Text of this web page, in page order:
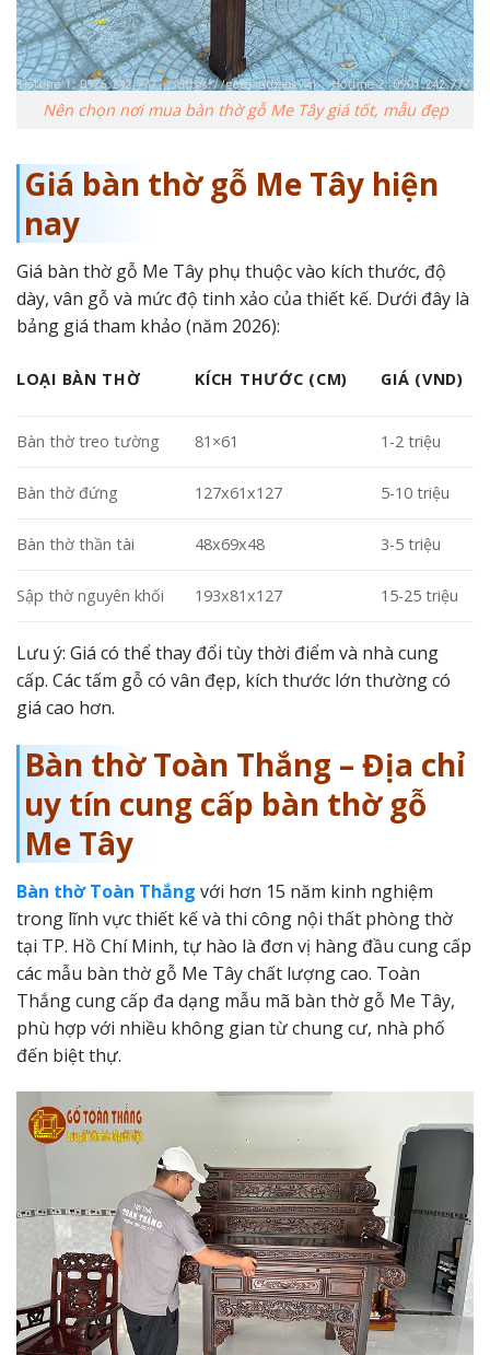
Nên chọn nơi mua bàn thờ gỗ Me Tây giá tốt, mẫu đẹp
Giá bàn thờ gỗ Me Tây hiện
nay
Giá bàn thờ gỗ Me Tây phụ thuộc vào kích thước, độ
dày, vân gỗ và mức độ tinh xảo của thiết kế. Dưới đây là
bảng giá tham khảo (năm 2026):
LOẠI BÀN THỜ KÍCH THƯỚC (CM) GIÁ (VND)
Bàn thờ treo tường 81×61 1-2 triệu
Bàn thờ đứng 127x61x127 5-10 triệu
Bàn thờ thần tài 48x69x48 3-5 triệu
Sập thờ nguyên khối 193x81x127 15-25 triệu
Lưu ý: Giá có thể thay đổi tùy thời điểm và nhà cung
cấp. Các tấm gỗ có vân đẹp, kích thước lớn thường có
giá cao hơn.
Bàn thờ Toàn Thắng – Địa chỉ
uy tín cung cấp bàn thờ gỗ
Me Tây
Bàn thờ Toàn Thắng với hơn 15 năm kinh nghiệm
trong lĩnh vực thiết kế và thi công nội thất phòng thờ
tại TP. Hồ Chí Minh, tự hào là đơn vị hàng đầu cung cấp
các mẫu bàn thờ gỗ Me Tây chất lượng cao. Toàn
Thắng cung cấp đa dạng mẫu mã bàn thờ gỗ Me Tây,
phù hợp với nhiều không gian từ chung cư, nhà phố
đến biệt thự.